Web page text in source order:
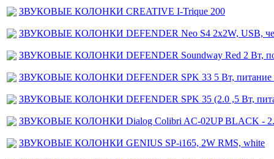
ЗВУКОВЫЕ КОЛОНКИ CREATIVE I-Trique 200
ЗВУКОВЫЕ КОЛОНКИ DEFENDER Neo S4 2x2W, USB,
ЗВУКОВЫЕ КОЛОНКИ DEFENDER Soundway Red 2 Вт,
ЗВУКОВЫЕ КОЛОНКИ DEFENDER SPK 33 5 Вт, питание
ЗВУКОВЫЕ КОЛОНКИ DEFENDER SPK 35 (2.0 ,5 Вт,
ЗВУКОВЫЕ КОЛОНКИ Dialog Colibri AC-02UP BLACK -
ЗВУКОВЫЕ КОЛОНКИ GENIUS SP-i165, 2W RMS, white